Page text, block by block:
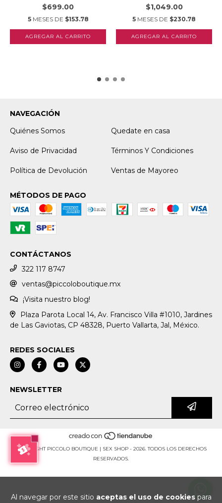
Al navegar por este sitio aceptas el uso de cookiespara
$699.00
5 MESES DE $153.78
$1,049.00
5 MESES DE $230.78
NAVEGACIÓN
Quiénes Somos
Quedate en casa
Aviso de Privacidad Términos Y Condiciones
Política de Devolución Ventas de Mayoreo
MÉTODOS DE PAGO
CONTÁCTANOS
322 117 8747
ventas@piccoloboutique.mx
¡Visita nuestro blog!
Plaza Parota Local 14, Av. Francisco Villa #1010, Jardines
de Las Gaviotas, CP 48328, Puerto Vallarta, Jal, México.
REDES SOCIALES
NEWSLETTER
COPYRIGHT PICCOLO BOUTIQUE | SEX SHOP - 2026. TODOS LOS DERECHOS
RESERVADOS.